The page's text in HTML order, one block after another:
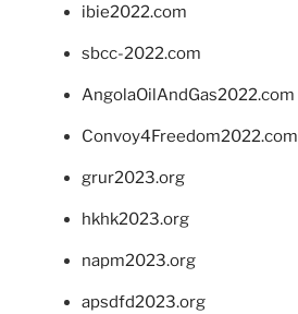
ibie2022.com
sbcc-2022.com
AngolaOilAndGas2022.com
Convoy4Freedom2022.com
grur2023.org
hkhk2023.org
napm2023.org
apsdfd2023.org